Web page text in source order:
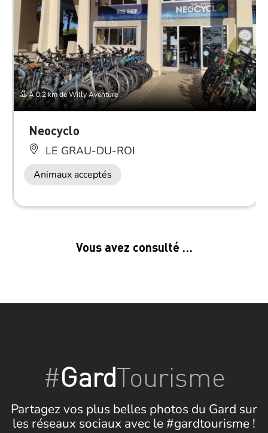
À 0.2 km de Willy Aventure
Neocyclo
LE GRAU-DU-ROI
Animaux acceptés
Vous avez consulté …
#GardTourisme
Partagez vos plus belles photos du Gard sur
les réseaux sociaux avec le #gardtourisme !